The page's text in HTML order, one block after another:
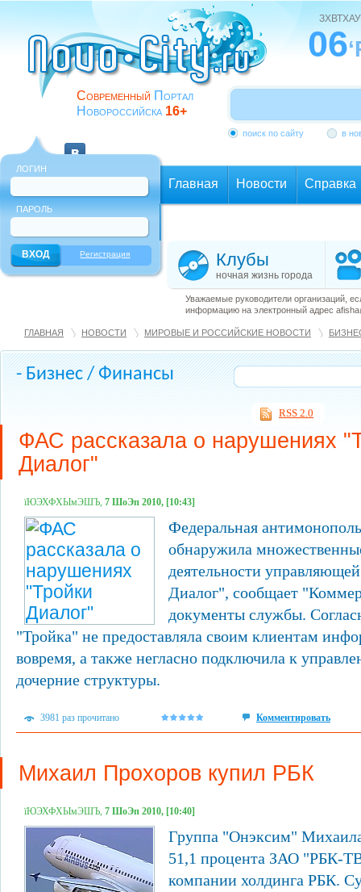
Современный Портал
Новороссийска 16+
ЗХВТХАУ
06
поиск по сайту в
ЛОГИН
ПАРОЛЬ
Регистрация
Главная Новости Справка
Клубы
ночная жизнь города
Уважаемые руководители организаций,
информацию на электронный адрес
ГЛАВНАЯ НОВОСТИ МИРОВЫЕ И РОССИЙСКИЕ НОВОСТИ
- Бизнес / Финансы
RSS 2.0
ФАС рассказала о нарушениях
Диалог"
їЮЭХФХЫмЭШЪ, 7 ШоЭп 2010, [10:43]
Федеральная
обнаружила
деятельности
Диалог", сообщает
документы службы.
"Тройка" не предоставляла своим клиентам
вовремя, а также негласно подключила к
дочерние структуры.
3981 раз прочитано Комментировать
Михаил Прохоров купил РБК
їЮЭХФХЫмЭШЪ, 7 ШоЭп 2010, [10:40]
Группа "Онэксим"
51,1 процента ЗАО "РБК-
компании холдинга РБК.